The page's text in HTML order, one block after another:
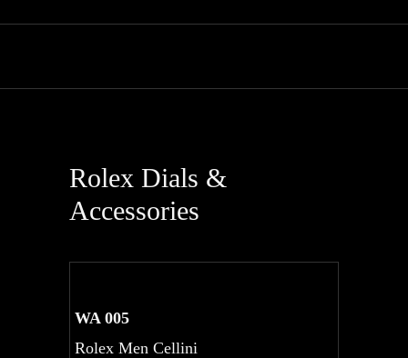
Rolex Dials &
Accessories
WA 005
Rolex Men Cellini